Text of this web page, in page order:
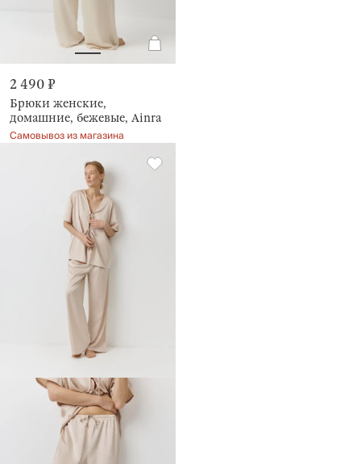
2 490 ₽
Брюки женские,
домашние, бежевые, Ainra
Самовывоз из магазина